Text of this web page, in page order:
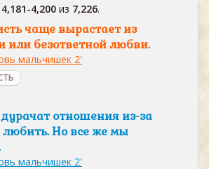
4,181-4,200 из 7,226.
чаще вырастает из
или безответной любви.
мальчишек 2'
отношения из-за
любить. Но все же мы
мальчишек 2'